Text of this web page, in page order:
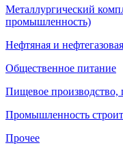
Металлургический
промышленность)
Нефтяная и
Общественное питание
Пищевое производство,
Промышленность
Прочее